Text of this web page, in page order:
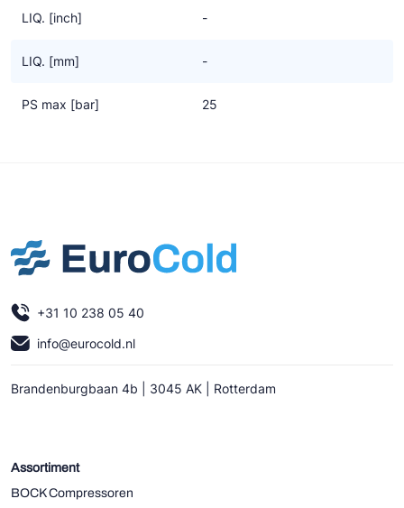
LIQ. [inch] -
LIQ. [mm] -
PS max [bar] 25
+31 10 238 05 40
info@eurocold.nl
Brandenburgbaan 4b | 3045 AK | Rotterdam
Assortiment
BOCK Compressoren